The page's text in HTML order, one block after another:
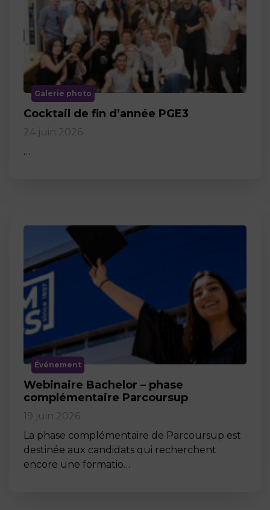
Galerie photo
Cocktail de fin d’année PGE3
24 juin 2026
…
Événement
Webinaire Bachelor – phase
complémentaire Parcoursup
19 juin 2026
La phase complémentaire de Parcoursup est
destinée aux candidats qui recherchent
encore une formatio…